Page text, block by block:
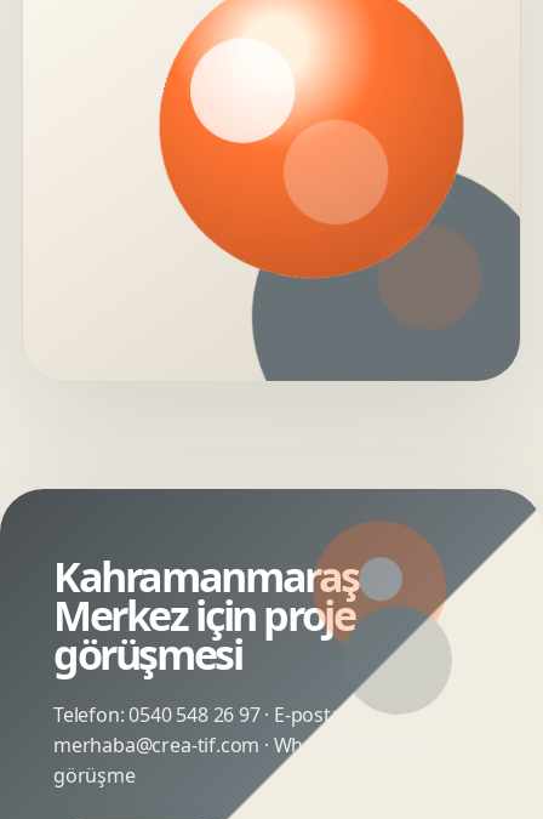
Kahramanmaraş
Merkez için proje
görüşmesi
Telefon:0540 548 26 97· E-posta:
merhaba@crea-tif.com · WhatsApp:
görüşme